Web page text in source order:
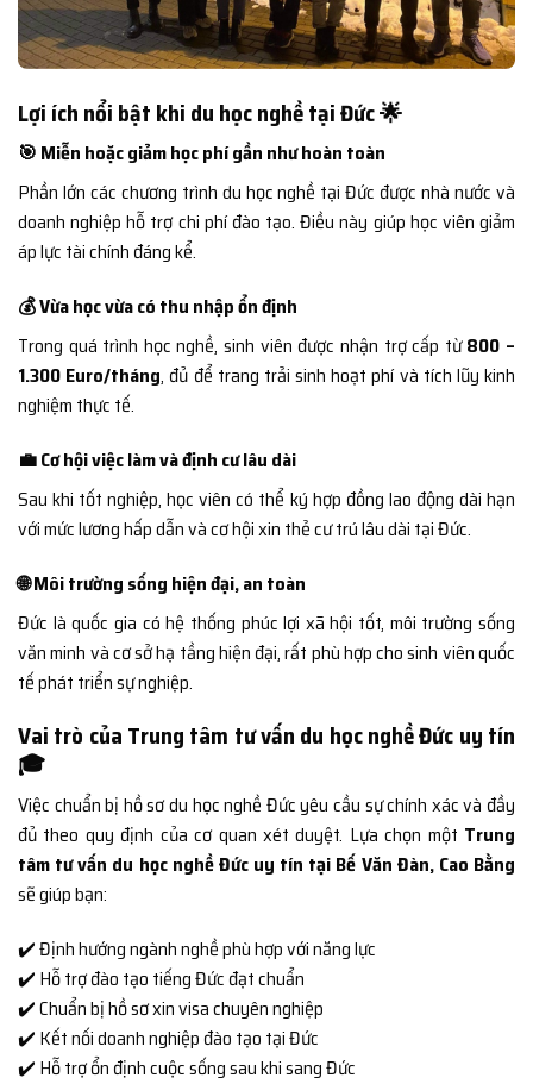
Lợi ích nổi bật khi du học nghề tại Đức 🌟
🎯 Miễn hoặc giảm học phí gần như hoàn toàn
Phần lớn các chương trình du học nghề tại Đức được nhà nước và
doanh nghiệp hỗ trợ chi phí đào tạo. Điều này giúp học viên giảm
áp lực tài chính đáng kể.
💰 Vừa học vừa có thu nhập ổn định
Trong quá trình học nghề, sinh viên được nhận trợ cấp từ800 –
1.300 Euro/tháng, đủ để trang trải sinh hoạt phí và tích lũy kinh
nghiệm thực tế.
💼 Cơ hội việc làm và định cư lâu dài
Sau khi tốt nghiệp, học viên có thể ký hợp đồng lao động dài hạn
với mức lương hấp dẫn và cơ hội xin thẻ cư trú lâu dài tại Đức.
🌐 Môi trường sống hiện đại, an toàn
Đức là quốc gia có hệ thống phúc lợi xã hội tốt, môi trường sống
văn minh và cơ sở hạ tầng hiện đại, rất phù hợp cho sinh viên quốc
tế phát triển sự nghiệp.
Vai trò của Trung tâm tư vấn du học nghề Đức uy tín
🎓
Việc chuẩn bị hồ sơ du học nghề Đức yêu cầu sự chính xác và đầy
đủ theo quy định của cơ quan xét duyệt. Lựa chọn một Trung
tâm tư vấn du học nghề Đức uy tín tại Bế Văn Đàn, Cao Bằng
sẽ giúp bạn:
✔️ Định hướng ngành nghề phù hợp với năng lực
✔️ Hỗ trợ đào tạo tiếng Đức đạt chuẩn
✔️ Chuẩn bị hồ sơ xin visa chuyên nghiệp
✔️ Kết nối doanh nghiệp đào tạo tại Đức
✔️ Hỗ trợ ổn định cuộc sống sau khi sang Đức